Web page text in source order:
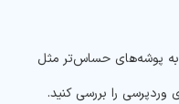
به پوشه‌های حساس‌تر مثل